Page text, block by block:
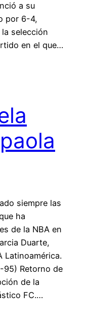
a su
por 6-4,
selección
en el que…
siempre las
ha
de la NBA en
Duarte,
Latinoamérica.
95) Retorno de
de la
FC.…